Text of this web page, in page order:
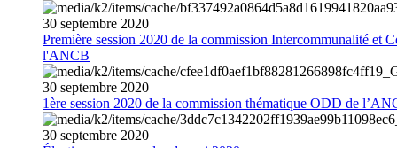
30 septembre 2020
Première session 2020 de la commission Intercommunalité et
l'ANCB
30 septembre 2020
1ère session 2020 de la commission thématique ODD de
30 septembre 2020